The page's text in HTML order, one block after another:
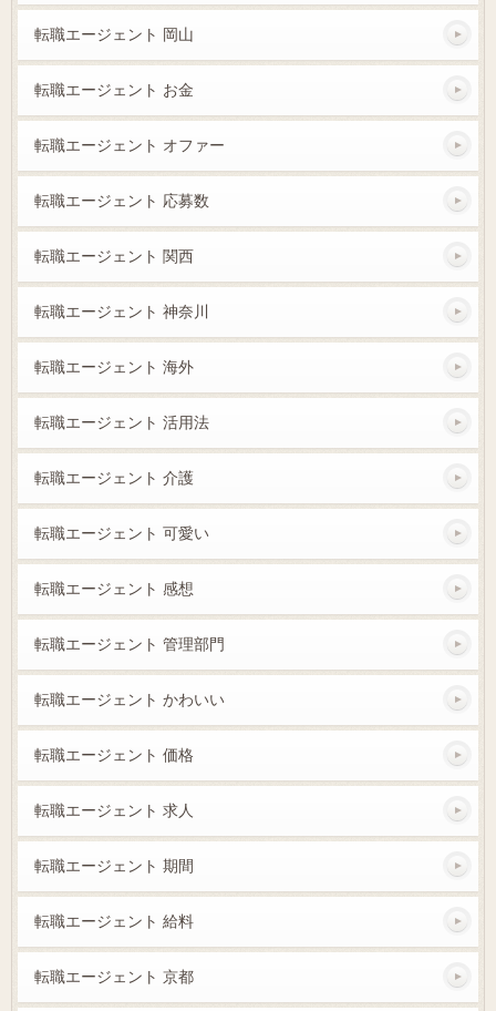
転職エージェント 岡山
転職エージェント お金
転職エージェント オファー
転職エージェント 応募数
転職エージェント 関西
転職エージェント 神奈川
転職エージェント 海外
転職エージェント 活用法
転職エージェント 介護
転職エージェント 可愛い
転職エージェント 感想
転職エージェント 管理部門
転職エージェント かわいい
転職エージェント 価格
転職エージェント 求人
転職エージェント 期間
転職エージェント 給料
転職エージェント 京都